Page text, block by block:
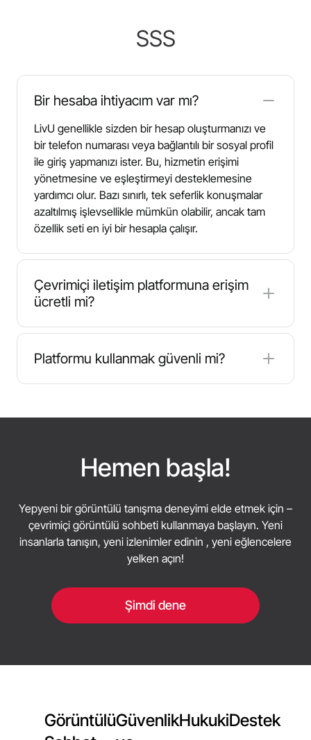
SSS
Bir hesaba ihtiyacım var mı?
LivU genellikle sizden bir hesap oluşturmanızı ve
bir telefon numarası veya bağlantılı bir sosyal profil
ile giriş yapmanızı ister. Bu, hizmetin erişimi
yönetmesine ve eşleştirmeyi desteklemesine
yardımcı olur. Bazı sınırlı, tek seferlik konuşmalar
azaltılmış işlevsellikle mümkün olabilir, ancak tam
özellik seti en iyi bir hesapla çalışır.
Çevrimiçi iletişim platformuna erişim
ücretli mi?
LivU isteğe bağlı ücretli özellikler içerir. Daha uzun
oturumlar için veya kiminle sohbet etmek
istediğinizi seçmek gibi belirli tercihler için jeton
gerekebilir. Belirli filtreler (coğrafi konum
olabilir. Bununla birlikte, sohbet etmeye başlamak
Platformu kullanmak güvenli mi?
hassas bilgiler gerektirmez - esas olarak
eşleştirme sisteminin sizi uygun sohbet
toplar. Daha güvenli iletişim için özel verilerinizi
paylaşmaktan kaçının, engelleme ve raporlama
seçeneklerini kullanın ve rahatsız hissettiğiniz
sohbetleri sonlandırın.
Hemen başla!
Yepyeni bir görüntülü tanışma deneyimi elde etmek için –
çevrimiçi görüntülü sohbeti kullanmaya başlayın. Yeni
insanlarla tanışın, yeni izlenimler edinin , yeni eğlencelere
yelken açın!
Şimdi dene
GörüntülüGüvenlikHukukiDestek